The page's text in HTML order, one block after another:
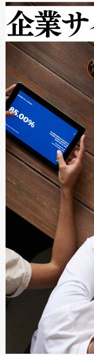
作業と点
Avia 2は
× 80°の
ードを切
ることな
うにしま
密度なス